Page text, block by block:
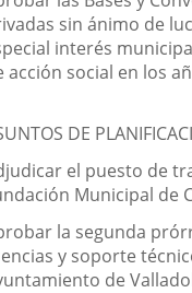
sin ánimo de
interés
acción social en los
DE
el puesto de
Municipal de
la segunda
y soporte
de